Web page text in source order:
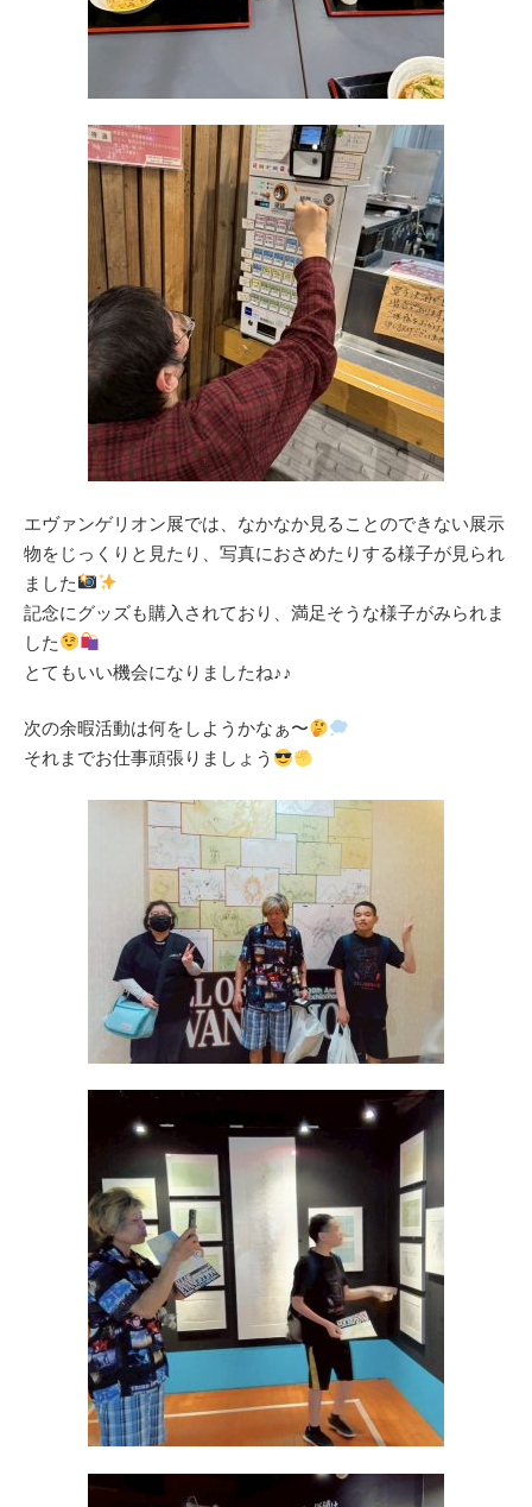
エヴァンゲリオン展では、なかなか見ることのできない展示
物をじっくりと見たり、写真におさめたりする様子が見られ
ました
記念にグッズも購入されており、満足そうな様子がみられま
した
とてもいい機会になりましたね♪♪
次の余暇活動は何をしようかなぁ〜
それまでお仕事頑張りましょう